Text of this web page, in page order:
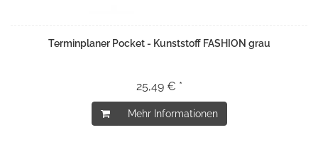
Terminplaner Pocket - Kunststoff FASHION grau
25,49 € *
Mehr Informationen